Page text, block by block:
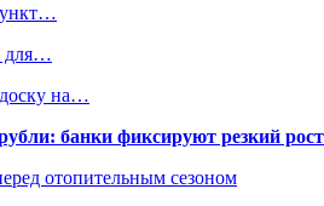
для…
доску на…
банки фиксируют резкий
отопительным сезоном